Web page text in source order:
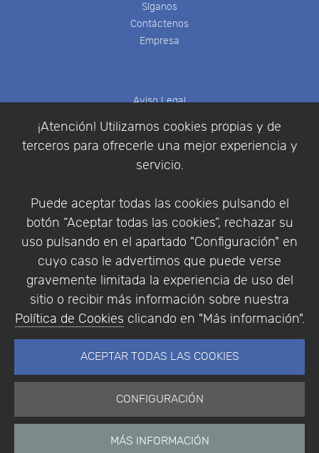
¡Atención! Utilizamos cookies propias y de
terceros para ofrecerle una mejor experiencia y
servicio.
Puede aceptar todas las cookies pulsando el
botón “Aceptar todas las cookies”, rechazar su
uso pulsando en el apartado "Configuración" en
cuyo caso le advertimos que puede verse
gravemente limitada la experiencia de uso del
sitio o recibir más información sobre nuestra
Política de Cookies clicando en "Más información".
ACEPTAR TODAS LAS COOKIES
CONFIGURACIÓN
MÁS INFORMACIÓN
Síganos
Contáctenos
Empresa
Aviso Legal
Política de Privacidad
Condiciones de compra
Identificarse
Empresa|Aviso Legal| Política de Privacidad |
Política de Cookies
© Copyright 1994 - 2026. Addlink Software
Científico, S.L.
Portugal.